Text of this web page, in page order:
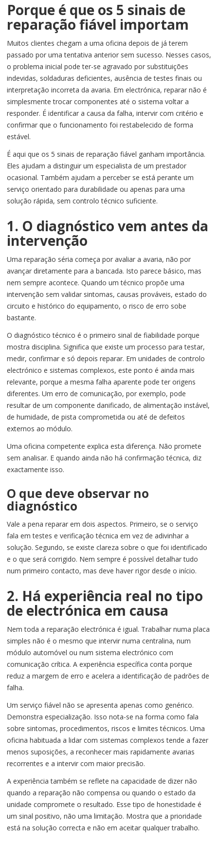
Porque é que os 5 sinais de
reparação fiável importam
Muitos clientes chegam a uma oficina depois de já terem
passado por uma tentativa anterior sem sucesso. Nesses casos,
o problema inicial pode ter-se agravado por substituições
indevidas, soldaduras deficientes, ausência de testes finais ou
interpretação incorreta da avaria. Em electrónica, reparar não é
simplesmente trocar componentes até o sistema voltar a
responder. É identificar a causa da falha, intervir com critério e
confirmar que o funcionamento foi restabelecido de forma
estável.
É aqui que os 5 sinais de reparação fiável ganham importância.
Eles ajudam a distinguir um especialista de um prestador
ocasional. Também ajudam a perceber se está perante um
serviço orientado para durabilidade ou apenas para uma
solução rápida, sem controlo técnico suficiente.
1. O diagnóstico vem antes da
intervenção
Uma reparação séria começa por avaliar a avaria, não por
avançar diretamente para a bancada. Isto parece básico, mas
nem sempre acontece. Quando um técnico propõe uma
intervenção sem validar sintomas, causas prováveis, estado do
circuito e histórico do equipamento, o risco de erro sobe
bastante.
O diagnóstico técnico é o primeiro sinal de fiabilidade porque
mostra disciplina. Significa que existe um processo para testar,
medir, confirmar e só depois reparar. Em unidades de controlo
electrónico e sistemas complexos, este ponto é ainda mais
relevante, porque a mesma falha aparente pode ter origens
diferentes. Um erro de comunicação, por exemplo, pode
resultar de um componente danificado, de alimentação instável,
de humidade, de pista comprometida ou até de defeitos
externos ao módulo.
Uma oficina competente explica esta diferença. Não promete
sem analisar. E quando ainda não há confirmação técnica, diz
exactamente isso.
O que deve observar no
diagnóstico
Vale a pena reparar em dois aspectos. Primeiro, se o serviço
fala em testes e verificação técnica em vez de adivinhar a
solução. Segundo, se existe clareza sobre o que foi identificado
e o que será corrigido. Nem sempre é possível detalhar tudo
num primeiro contacto, mas deve haver rigor desde o início.
2. Há experiência real no tipo
de electrónica em causa
Nem toda a reparação electrónica é igual. Trabalhar numa placa
simples não é o mesmo que intervir numa centralina, num
módulo automóvel ou num sistema electrónico com
comunicação crítica. A experiência específica conta porque
reduz a margem de erro e acelera a identificação de padrões de
falha.
Um serviço fiável não se apresenta apenas como genérico.
Demonstra especialização. Isso nota-se na forma como fala
sobre sintomas, procedimentos, riscos e limites técnicos. Uma
oficina habituada a lidar com sistemas complexos tende a fazer
menos suposições, a reconhecer mais rapidamente avarias
recorrentes e a intervir com maior precisão.
A experiência também se reflete na capacidade de dizer não
quando a reparação não compensa ou quando o estado da
unidade compromete o resultado. Esse tipo de honestidade é
um sinal positivo, não uma limitação. Mostra que a prioridade
está na solução correcta e não em aceitar qualquer trabalho.